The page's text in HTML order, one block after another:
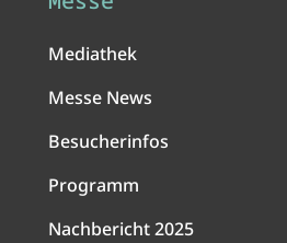
Mediathek
Messe News
Besucherinfos
Programm
Nachbericht 2025